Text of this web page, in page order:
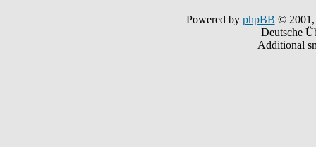
Powered by phpBB © 2001,
Deutsche
Additional